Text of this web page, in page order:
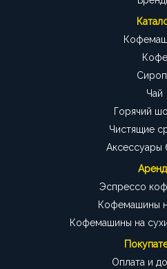
Кофе
Чай
Горячий
Чистящие
Аксессуары
Эспрессо
Кофемашины
Кофемашины на
Оплата и